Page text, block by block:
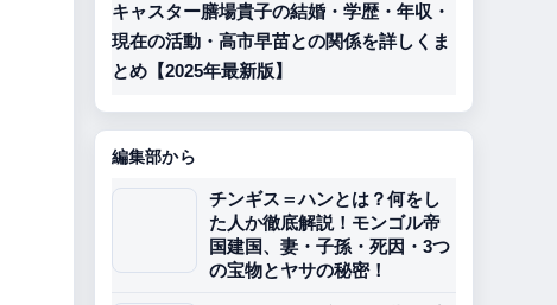
キャスター膳場貴子の結婚・学歴・年収・
現在の活動・高市早苗との関係を詳しくま
とめ【2025年最新版】
編集部から
チンギス＝ハンとは？何をし
た人か徹底解説！モンゴル帝
国建国、妻・子孫・死因・3つ
の宝物とヤサの秘密！